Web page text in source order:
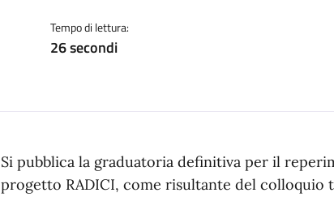
Tempo di lettura:
26 secondi
Si pubblica la graduatoria definitiva per il
progetto RADICI, come risultante del colloquio